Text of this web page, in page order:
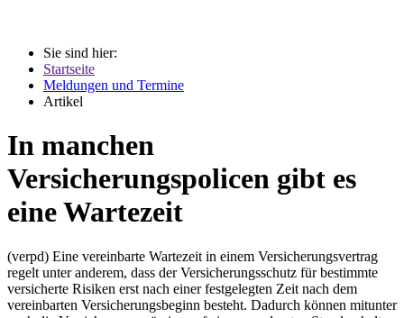
Sie sind hier:
Startseite
Meldungen und Termine
Artikel
In manchen
Versicherungspolicen gibt es
eine Wartezeit
(verpd) Eine vereinbarte Wartezeit in einem Versicherungsvertrag
regelt unter anderem, dass der Versicherungsschutz für bestimmte
versicherte Risiken erst nach einer festgelegten Zeit nach dem
vereinbarten Versicherungsbeginn besteht. Dadurch können mitunter